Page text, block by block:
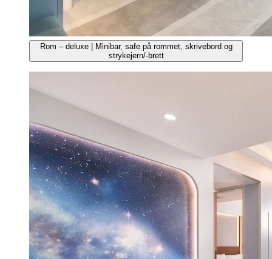
Rom – deluxe | Minibar, safe på rommet, skrivebord og
strykejern/-brett